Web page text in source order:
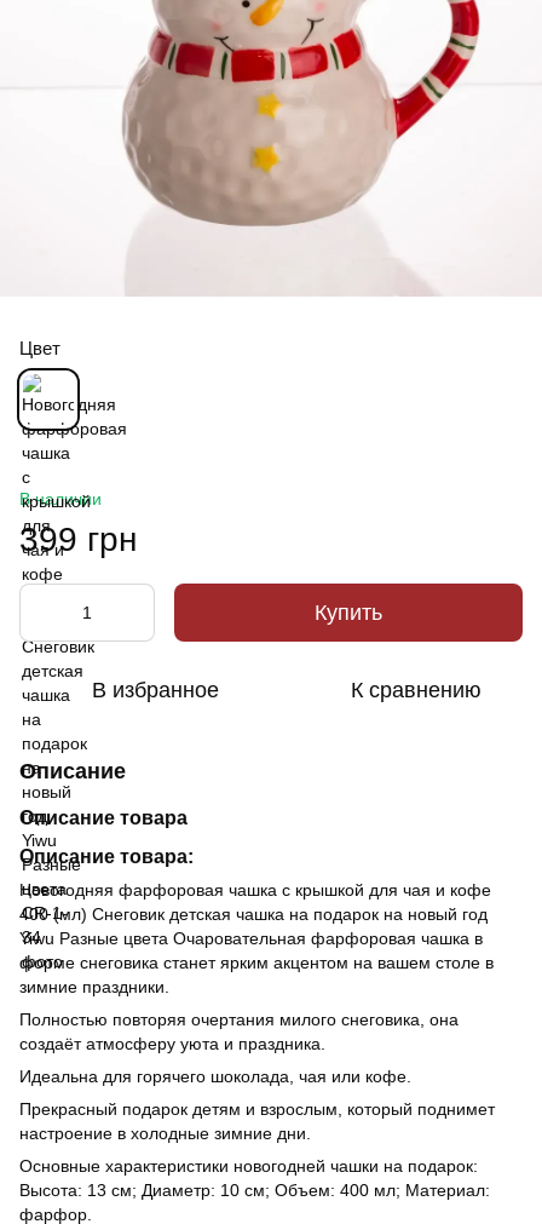
Цвет
В наличии
399 грн
Купить
В избранное К сравнению
Описание
Описание товара
Описание товара:
Новогодняя фарфоровая чашка с крышкой для чая и кофе
400 (мл) Снеговик детская чашка на подарок на новый год
Yiwu Разные цвета Очаровательная фарфоровая чашка в
форме снеговика станет ярким акцентом на вашем столе в
зимние праздники.
Полностью повторяя очертания милого снеговика, она
создаёт атмосферу уюта и праздника.
Идеальна для горячего шоколада, чая или кофе.
Прекрасный подарок детям и взрослым, который поднимет
настроение в холодные зимние дни.
Основные характеристики новогодней чашки на подарок:
Высота: 13 см; Диаметр: 10 см; Объем: 400 мл; Материал:
фарфор.